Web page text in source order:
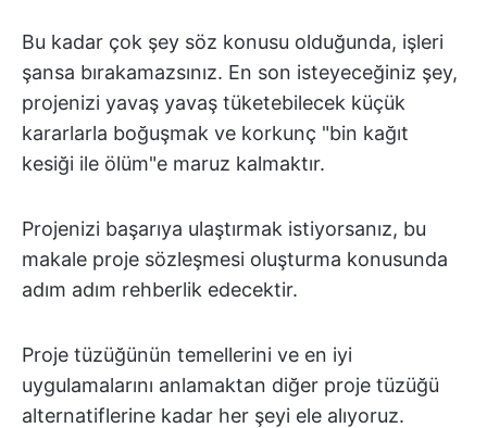
Bu kadar çok şey söz konusu olduğunda, işleri
şansa bırakamazsınız. En son isteyeceğiniz şey,
projenizi yavaş yavaş tüketebilecek küçük
kararlarla boğuşmak ve korkunç "bin kağıt
kesiği ile ölüm"e maruz kalmaktır.
Projenizi başarıya ulaştırmak istiyorsanız, bu
makale proje sözleşmesi oluşturma konusunda
adım adım rehberlik edecektir.
Proje tüzüğünün temellerini ve en iyi
uygulamalarını anlamaktan diğer proje tüzüğü
alternatiflerine kadar her şeyi ele alıyoruz.